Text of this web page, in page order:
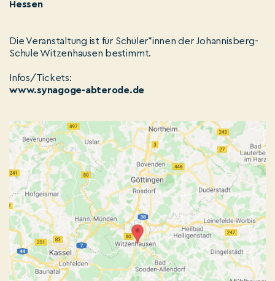
Hessen
Die Veranstaltung ist für Schüler*innen der Johannisberg-
Schule Witzenhausen bestimmt.
Infos/Tickets:
www.synagoge-abterode.de